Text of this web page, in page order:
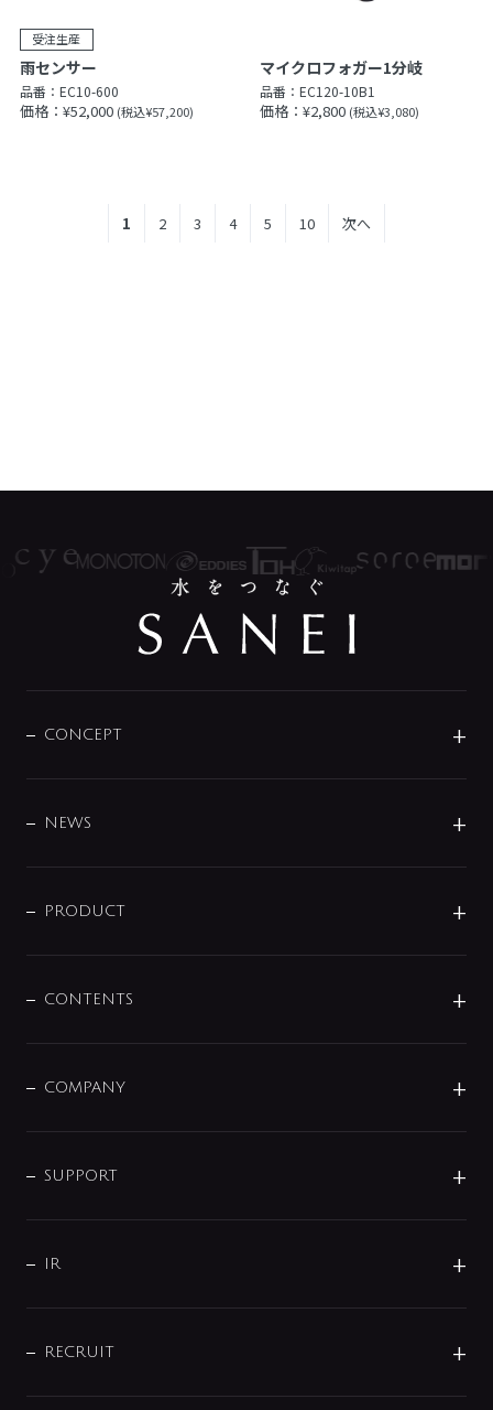
雨センサー
品番： EC10-600
価格：¥52,000 (税込¥57,200)
マイクロフォガー1分岐
品番：EC120-10B1
価格：¥2,800 (税込¥3,080)
1 2 3 4 5 10 次へ
CONCEPT
DESIGN
NEWS
商品に関して
その他
PRODUCT
センサー・タッチ水栓
単水栓
分岐
配管システム
バス・空調周辺用品
CONTENTS
じぶんシャワーが見つかる
COMPANY
企業理念
会社概要
事業所案内
SUPPORT
よくあるご質問
データダウンロード
IR
IRニュース
RECRUIT